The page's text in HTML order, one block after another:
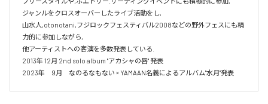
ジャンルをクロスオーバーしたライブ活動をし,
山水人,otonotani,フジロックフェスティバル2008などの野外フェスにも精
力的に参加しながら,
他アーティストへの客演を多数発表している.
2013年 12月 2nd solo album "アカシャの唇" 発表
2023年　9月　なのるなもない × YAMAAN名義によるアルバム"水月"発表